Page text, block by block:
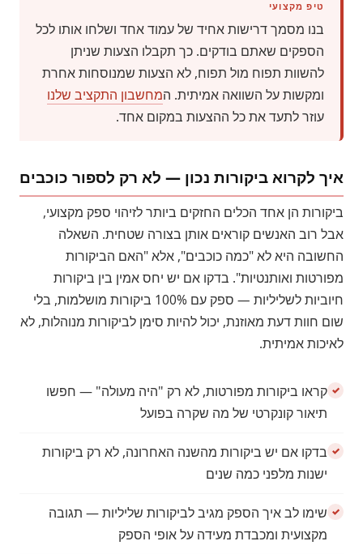
טיפ מקצועי
בנו מסמך דרישות אחיד של עמוד אחד ושלחו אותו לכל
הספקים שאתם בודקים. כך תקבלו הצעות שניתן
להשוות תפוח מול תפוח, לא הצעות שמנוסחות אחרת
ומקשות על השוואה אמיתית. המחשבון התקציב שלנו
עוזר לתעד את כל ההצעות במקום אחד.
איך לקרוא ביקורות נכון — לא רק לספור כוכבים
ביקורות הן אחד הכלים החזקים ביותר לזיהוי ספק מקצועי,
אבל רוב האנשים קוראים אותן בצורה שטחית. השאלה
החשובה היא לא "כמה כוכבים", אלא "האם הביקורות
מפורטות ואותנטיות". בדקו אם יש יחס אמין בין ביקורות
חיוביות לשליליות — ספק עם 100% ביקורות מושלמות, בלי
שום חוות דעת מאוזנת, יכול להיות סימן לביקורות מנוהלות, לא
לאיכות אמיתית.
קראו ביקורות מפורטות, לא רק "היה מעולה" — חפשו
תיאור קונקרטי של מה שקרה בפועל
בדקו אם יש ביקורות מהשנה האחרונה, לא רק ביקורות
ישנות מלפני כמה שנים
שימו לב איך הספק מגיב לביקורות שליליות — תגובה
מקצועית ומכבדת מעידה על אופי הספק